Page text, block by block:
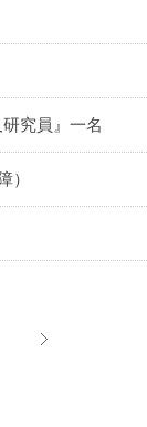
究員』一名
）